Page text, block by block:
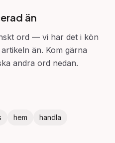
än
ord — vi har det i kön
än. Kom gärna
andra ord nedan.
hem
handla